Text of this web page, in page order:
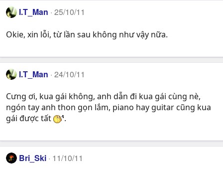
I.T_Man 25/10/11
Okie, xin lỗi, từ lần sau không như vậy nữa.
I.T_Man 24/10/11
Cưng ơi, kua gái không, anh dẫn đi kua gái cùng nè,
ngón tay anh thon gọn lắm, piano hay guitar cũng kua
gái được tất
.
Bri_Ski 11/10/11